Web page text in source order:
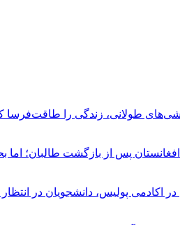
طولانی، زندگی را طاقت‌فرسا
در اکادمی پولیس، دانشجویان در